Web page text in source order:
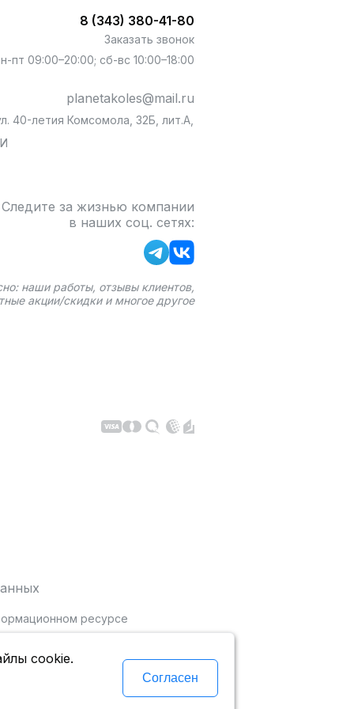
8 (343) 380-41-80
Заказать звонок
пт 09:00–20:00; сб-вс 10:00–18:00
planetakoles@mail.ru
40-летия Комсомола, 32Б, лит.А,
Следите за жизнью компании
в наших соц. сетях:
наши работы, отзывы клиентов,
акции/скидки и многое другое
ресурсе
cookie.
Согласен